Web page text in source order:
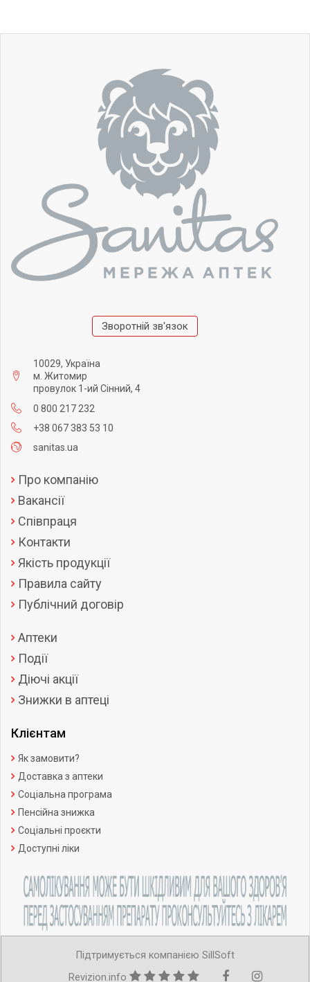
Зворотній зв'язок
10029, Україна
м. Житомир
провулок 1-ий Сінний, 4
0 800 217 232
+38 067 383 53 10
sanitas.ua
Про компанію
Вакансії
Співпраця
Контакти
Якість продукції
Правила сайту
Публічний договір
Аптеки
Події
Діючі акції
Знижки в аптеці
Клієнтам
Як замовити?
Доставка з аптеки
Соціальна програма
Пенсійна знижка
Соціальні проєкти
Доступні ліки
Підтримується компанією SillSoft
Revizion.info